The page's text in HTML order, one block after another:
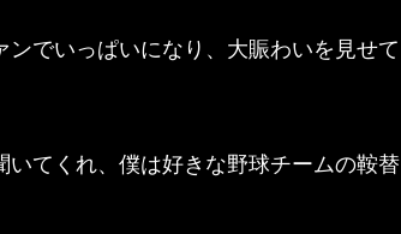
でいっぱいになり、大賑わいを見せて
てくれ、僕は好きな野球チームの鞍替